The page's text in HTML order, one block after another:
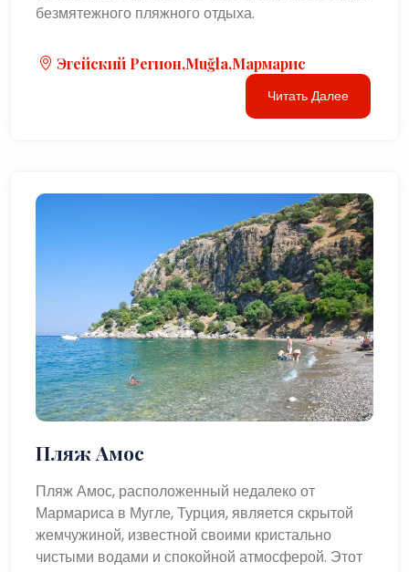
безмятежного пляжного отдыха.
Эгейский Регион,Muğla,Мармарис
Читать Далее
Пляж Амос
Пляж Амос, расположенный недалеко от
Мармариса в Мугле, Турция, является скрытой
жемчужиной, известной своими кристально
чистыми водами и спокойной атмосферой. Этот